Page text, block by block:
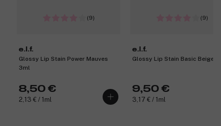
(9)
e.l.f.
Glossy Lip Stain Power Mauves
3ml
8,50 €
2,13 € / 1ml
(9)
e.l.f.
Glossy Lip Stain Basic Beige
9,50 €
3,17 € / 1ml